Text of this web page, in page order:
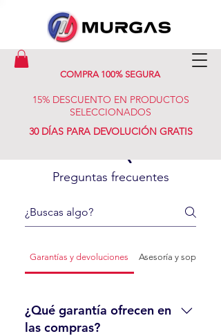
COMPRA 100% SEGURA
15% DESCUENTO EN PRODUCTOS
SELECCIONADOS
30 DÍAS PARA DEVOLUCIÓN GRATIS
FAQ
Preguntas frecuentes
Garantías y devoluciones Asesoría y soporte
¿Qué garantía ofrecen en
las compras?